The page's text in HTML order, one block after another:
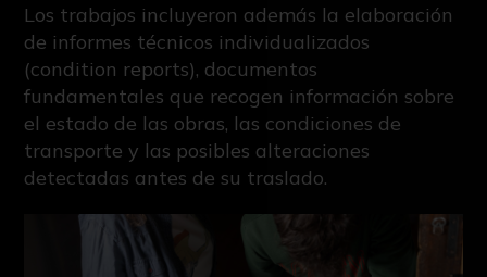
Los trabajos incluyeron además la elaboración
de informes técnicos individualizados
(condition reports), documentos
fundamentales que recogen información sobre
el estado de las obras, las condiciones de
transporte y las posibles alteraciones
detectadas antes de su traslado.